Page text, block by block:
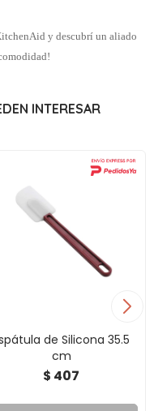
y descubrí un aliado
INTERESAR
de Silicona 35.5
cm
$ 407